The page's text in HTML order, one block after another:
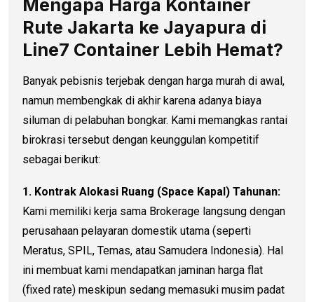
Mengapa Harga Kontainer
Rute Jakarta ke Jayapura di
Line7 Container Lebih Hemat?
Banyak pebisnis terjebak dengan harga murah di awal,
namun membengkak di akhir karena adanya biaya
siluman di pelabuhan bongkar. Kami memangkas rantai
birokrasi tersebut dengan keunggulan kompetitif
sebagai berikut:
1. Kontrak Alokasi Ruang (Space Kapal) Tahunan:
Kami memiliki kerja sama Brokerage langsung dengan
perusahaan pelayaran domestik utama (seperti
Meratus, SPIL, Temas, atau Samudera Indonesia). Hal
ini membuat kami mendapatkan jaminan harga flat
(fixed rate) meskipun sedang memasuki musim padat